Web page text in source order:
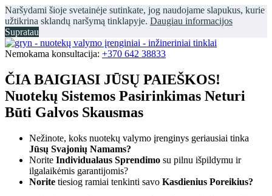
Naršydami šioje svetainėje sutinkate, jog naudojame slapukus, kurie
užtikrina sklandų naršymą tinklapyje. Daugiau informacijos
Supratau
Nemokama konsultacija: +370 642 38833
ČIA BAIGIASI JŪSŲ PAIEŠKOS!
Nuotekų Sistemos Pasirinkimas Neturi
Būti Galvos Skausmas
Nežinote, koks nuotekų valymo įrenginys geriausiai tinka
Jūsų Svajonių Namams?
Norite Individualaus Sprendimo su pilnu išpildymu ir
ilgalaikėmis garantijomis?
Norite tiesiog ramiai tenkinti savo Kasdienius Poreikius?